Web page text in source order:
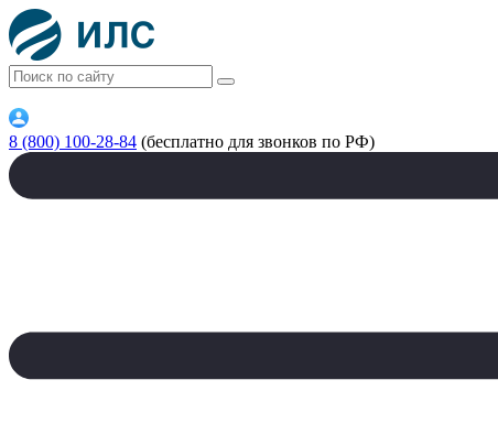
8 (800) 100-28-84 (бесплатно для звонков по РФ)